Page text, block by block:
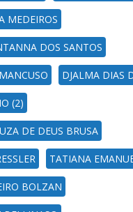
MEDEIROS
DOS SANTOS
DJALMA DIAS
(2)
DE DEUS BRUSA
TATIANA
BOLZAN